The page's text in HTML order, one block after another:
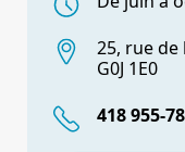
25, rue de
G0J 1E0
418 955-